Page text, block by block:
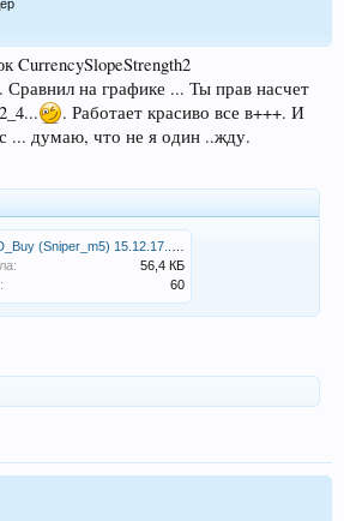
CurrencySlopeStrength2
. Сравнил на графике ... Ты прав насчет
. Работает красиво все в+++. И
... думаю, что не я один ..жду.
56,4 КБ
60